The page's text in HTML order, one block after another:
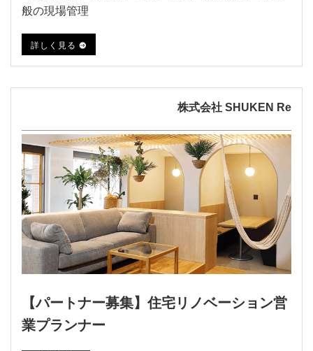
般の現場管理
詳しく見る
株式会社 SHUKEN Re
【パートナー募集】住宅リノベーション営
業プランナー